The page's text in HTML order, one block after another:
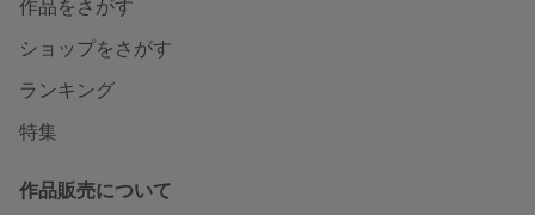
作品をさがす
ショップをさがす
ランキング
特集
作品販売について